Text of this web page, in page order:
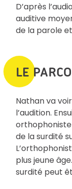
D’après
auditive
de la parole
LE
Nathan va
l’audition.
orthophoniste
de la surdité
plus jeune
surdité peut